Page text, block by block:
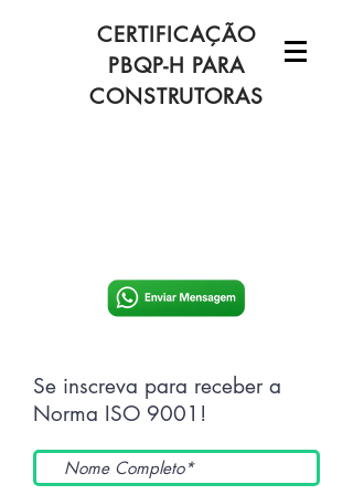
CERTIFICAÇÃO
PBQP-H PARA
CONSTRUTORAS
Se inscreva para receber a
Norma ISO 9001!